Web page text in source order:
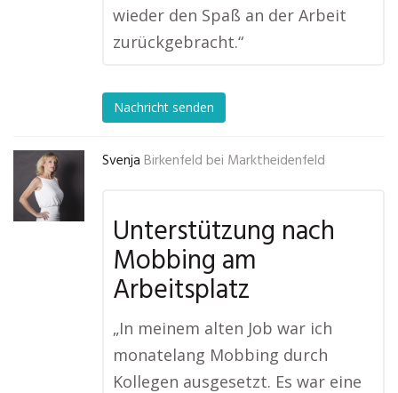
wieder den Spaß an der Arbeit
zurückgebracht.“
Nachricht senden
Svenja Birkenfeld bei Marktheidenfeld
Unterstützung nach
Mobbing am
Arbeitsplatz
„In meinem alten Job war ich
monatelang Mobbing durch
Kollegen ausgesetzt. Es war eine